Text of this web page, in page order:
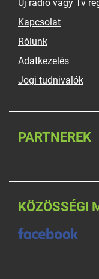
Új rádió vagy Tv
Kapcsolat
Rólunk
Adatkezelés
Jogi tudnivalók
PARTNEREK
KÖZÖSSÉGI